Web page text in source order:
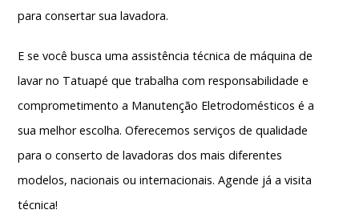
para consertar sua lavadora.
E se você busca umaassistência técnica de máquina de
lavar no Tatuapé que trabalha com responsabilidade e
comprometimento a Manutenção Eletrodomésticos é a
sua melhor escolha. Oferecemos serviços de qualidade
para o conserto de lavadoras dos mais diferentes
modelos, nacionais ou internacionais. Agende já a visita
técnica!